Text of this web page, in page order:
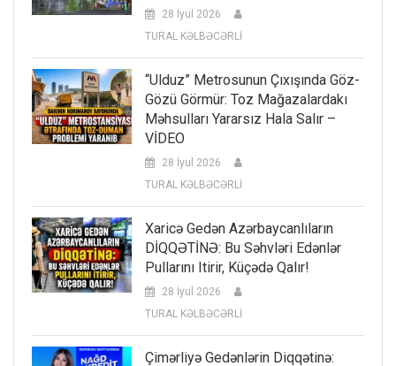
28 İyul 2026
TURAL KƏLBƏCƏRLİ
“Ulduz” Metrosunun Çıxışında Göz-
Gözü Görmür: Toz Mağazalardakı
Məhsulları Yararsız Hala Salır –
VİDEO
28 İyul 2026
TURAL KƏLBƏCƏRLİ
Xaricə Gedən Azərbaycanlıların
DİQQƏTİNƏ: Bu Səhvləri Edənlər
Pullarını Itirir, Küçədə Qalır!
28 İyul 2026
TURAL KƏLBƏCƏRLİ
Çimərliyə Gedənlərin Diqqətinə: